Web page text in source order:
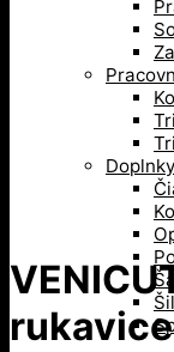
Doplnky
rukavice